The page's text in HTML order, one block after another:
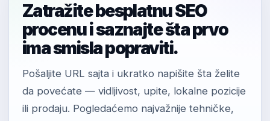
Zatražite besplatnu SEO
procenu i saznajte šta prvo
ima smisla popraviti.
Pošaljite URL sajta i ukratko napišite šta želite
da povećate — vidljivost, upite, lokalne pozicije
ili prodaju. Pogledaćemo najvažnije tehničke,